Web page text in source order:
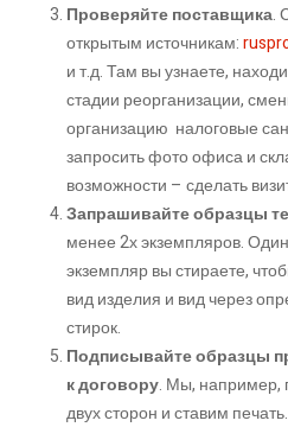
Проверяйте поставщика.
открытым источникам:
и т.д. Там вы узнаете,
стадии реорганизации,
организацию налоговые
запросить фото офиса и
возможности – сделать
Запрашивайте образцы
менее 2х экземпляров.
экземпляр вы стираете,
вид изделия и вид через
стирок.
Подписывайте образцы
к договору. Мы, например,
двух сторон и ставим